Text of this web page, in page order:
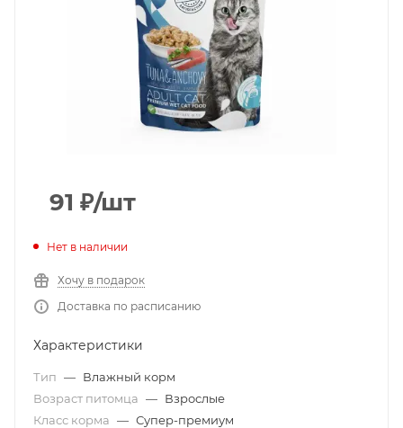
91 ₽/шт
Нет в наличии
Хочу в подарок
Доставка по расписанию
Характеристики
Тип — Влажный корм
Возраст питомца — Взрослые
Класс корма — Супер-премиум